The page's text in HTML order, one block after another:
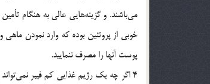
خوبی از پروتئین بوده که وارد نمودن
پوست آنها را مصرف ننمایید.
4 اگر چه یک رژیم غذایی کم فیبر